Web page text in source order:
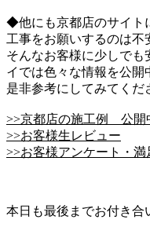
◆他にも京都店のサイト
工事をお願いするのは不
そんなお客様に少しでも
イでは色々な情報を公開
是非参考にしてみてくだ
>>京都店の施工例 公開
>>お客様生レビュー
>>お客様アンケート・満
本日も最後までお付き合